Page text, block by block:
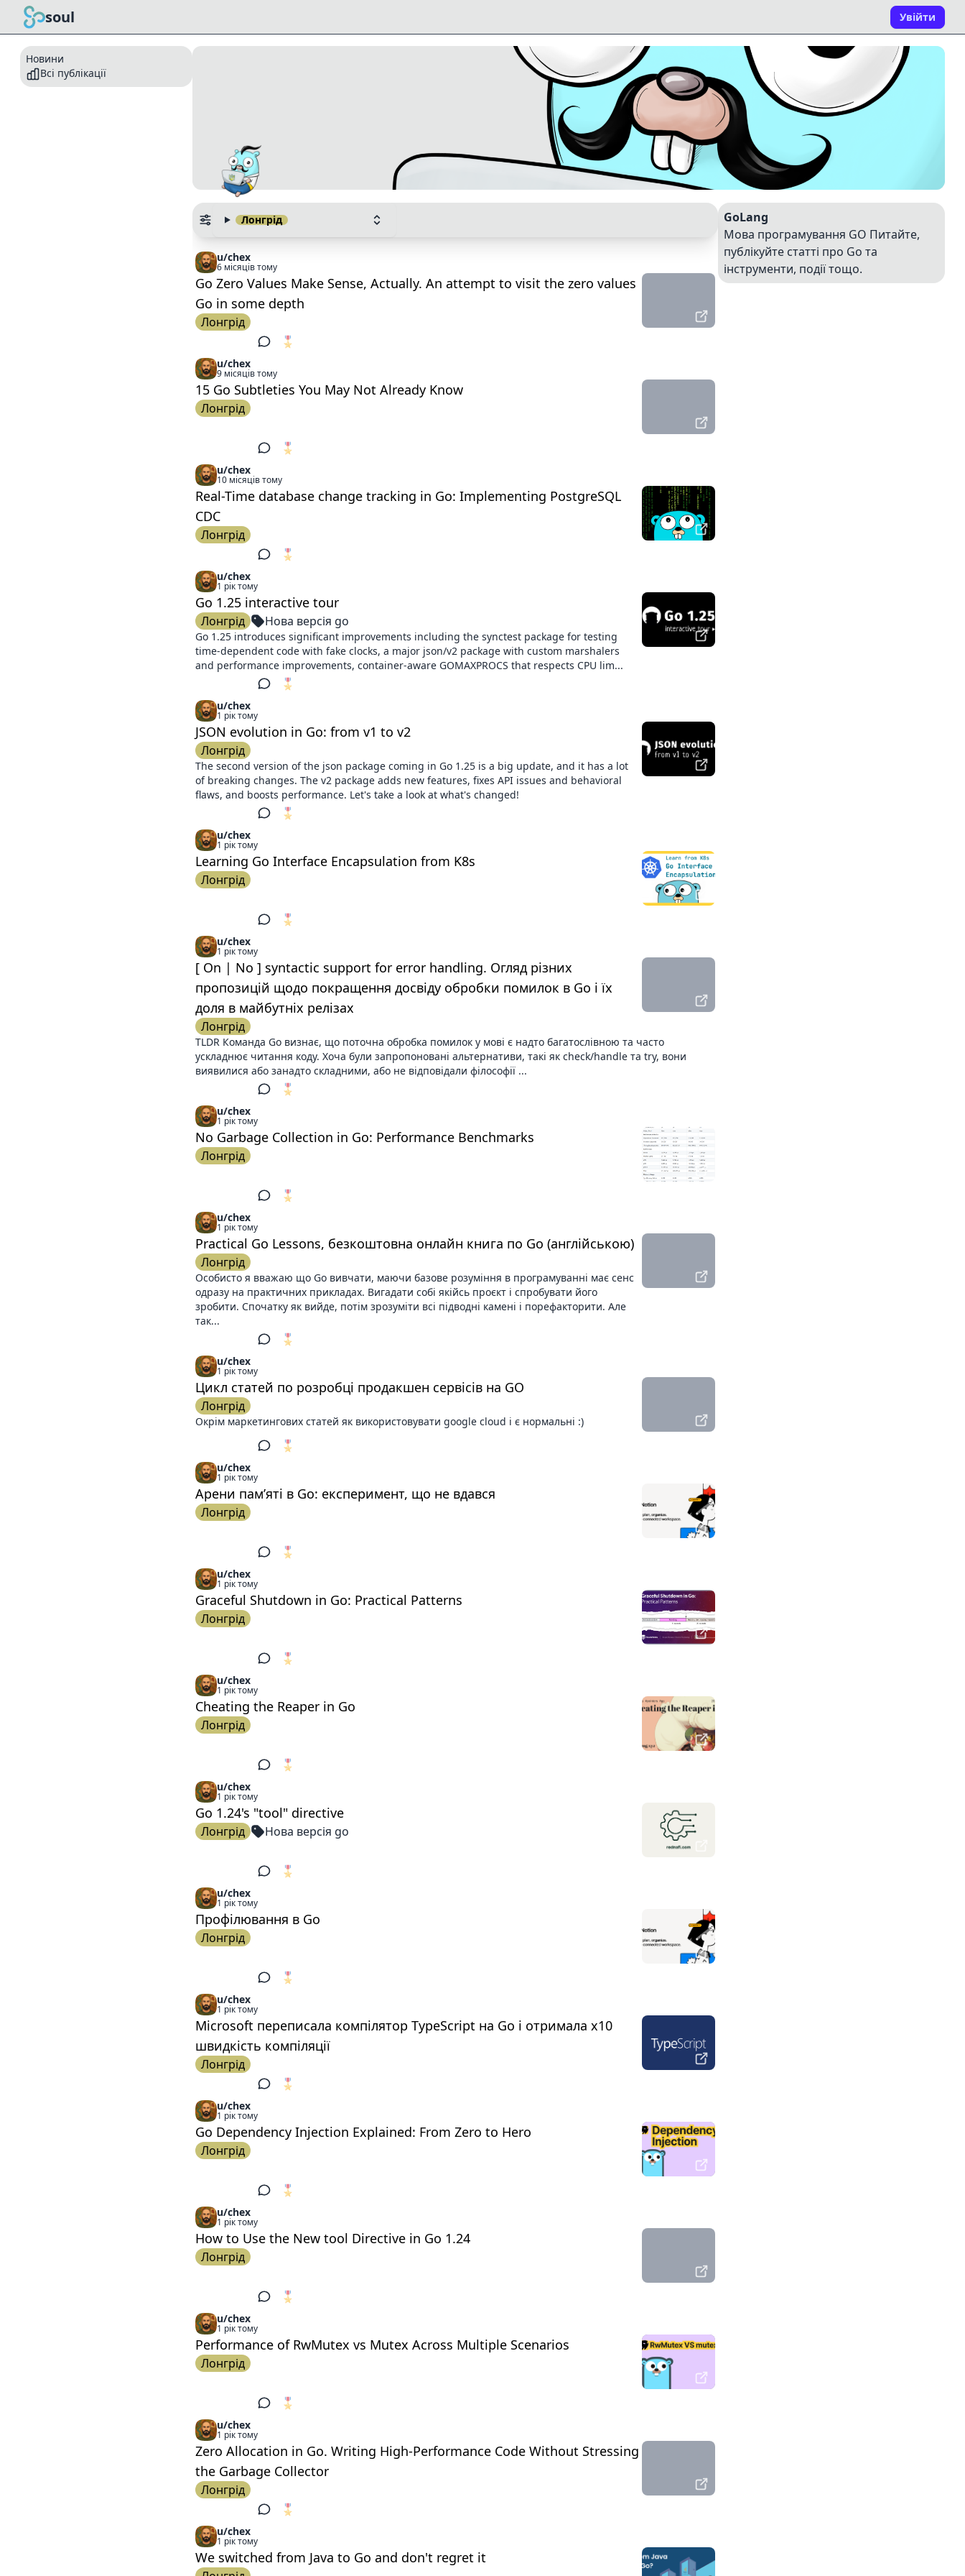
soul Увійти
Новини
Всі публікації
Лонгрід
u/chex
6 місяців тому
Go Zero Values Make Sense, Actually. An attempt to visit the zero values
Go in some depth
Лонгрід
🎖️
u/chex
9 місяців тому
15 Go Subtleties You May Not Already Know
Лонгрід
🎖️
u/chex
10 місяців тому
Real-Time database change tracking in Go: Implementing PostgreSQL
CDC
Лонгрід
🎖️
u/chex
1 рік тому
Go 1.25 interactive tour
Лонгрід Нова версія go
Go 1.25 introduces significant improvements including the synctest package for testing
time-dependent code with fake clocks, a major json/v2 package with custom marshalers
and performance improvements, container-aware GOMAXPROCS that respects CPU lim...
🎖️
u/chex
1 рік тому
JSON evolution in Go: from v1 to v2
Лонгрід
The second version of the json package coming in Go 1.25 is a big update, and it has a lot
of breaking changes. The v2 package adds new features, fixes API issues and behavioral
flaws, and boosts performance. Let's take a look at what's changed!
🎖️
u/chex
1 рік тому
Learning Go Interface Encapsulation from K8s
Лонгрід
🎖️
u/chex
1 рік тому
[ On | No ] syntactic support for error handling. Огляд різних
пропозицій щодо покращення досвіду обробки помилок в Go і їх
доля в майбутніх релізах
Лонгрід
TLDR Команда Go визнає, що поточна обробка помилок у мові є надто багатослівною та часто
ускладнює читання коду. Хоча були запропоновані альтернативи, такі як check/handle та try, вони
виявилися або занадто складними, або не відповідали філософії ...
🎖️
u/chex
1 рік тому
No Garbage Collection in Go: Performance Benchmarks
Лонгрід
🎖️
u/chex
1 рік тому
Practical Go Lessons, безкоштовна онлайн книга по Go (англійською)
Лонгрід
Особисто я вважаю що Go вивчати, маючи базове розуміння в програмуванні має сенс
одразу на практичних прикладах. Вигадати собі якійсь проєкт і спробувати його
зробити. Спочатку як вийде, потім зрозуміти всі підводні камені і порефакторити. Але
так...
🎖️
u/chex
1 рік тому
Цикл статей по розробці продакшен сервісів на GO
Лонгрід
Окрім маркетингових статей як використовувати google cloud і є нормальні :)
🎖️
u/chex
1 рік тому
Арени пам’яті в Go: експеримент, що не вдався
Лонгрід
🎖️
u/chex
1 рік тому
Graceful Shutdown in Go: Practical Patterns
Лонгрід
🎖️
u/chex
1 рік тому
Cheating the Reaper in Go
Лонгрід
🎖️
u/chex
1 рік тому
Go 1.24's "tool" directive
Лонгрід Нова версія go
🎖️
u/chex
1 рік тому
Профілювання в Gо
Лонгрід
🎖️
u/chex
1 рік тому
Microsoft переписала компілятор TypeScript на Go і отримала x10
швидкість компіляції
Лонгрід
🎖️
u/chex
1 рік тому
Go Dependency Injection Explained: From Zero to Hero
Лонгрід
🎖️
u/chex
1 рік тому
How to Use the New tool Directive in Go 1.24
Лонгрід
🎖️
u/chex
1 рік тому
Performance of RwMutex vs Mutex Across Multiple Scenarios
Лонгрід
🎖️
u/chex
1 рік тому
Zero Allocation in Go. Writing High-Performance Code Without Stressing
the Garbage Collector
Лонгрід
🎖️
u/chex
1 рік тому
We switched from Java to Go and don't regret it
GoLang
Мова програмування GO Питайте,
публікуйте статті про Go та
інструменти, події тощо.